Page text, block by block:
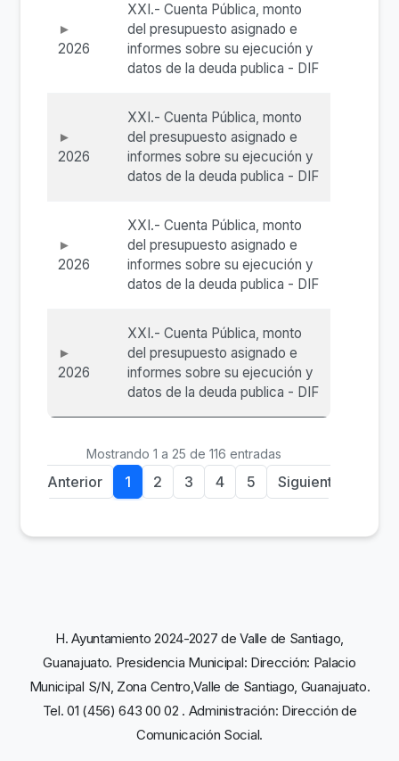
2026
XXI.- Cuenta Pública, monto
del presupuesto asignado e
informes sobre su ejecución y
datos de la deuda publica - DIF
2026
XXI.- Cuenta Pública, monto
del presupuesto asignado e
informes sobre su ejecución y
datos de la deuda publica - DIF
2026
XXI.- Cuenta Pública, monto
del presupuesto asignado e
informes sobre su ejecución y
datos de la deuda publica - DIF
2026
XXI.- Cuenta Pública, monto
del presupuesto asignado e
informes sobre su ejecución y
datos de la deuda publica - DIF
Mostrando 1 a 25 de 116 entradas
Anterior 1 2 3 4 5 Siguiente
H. Ayuntamiento 2024-2027 de Valle de Santiago,
Guanajuato. Presidencia Municipal: Dirección: Palacio
Municipal S/N, Zona Centro,Valle de Santiago, Guanajuato.
Tel. 01 (456) 643 00 02 . Administración: Dirección de
Comunicación Social.